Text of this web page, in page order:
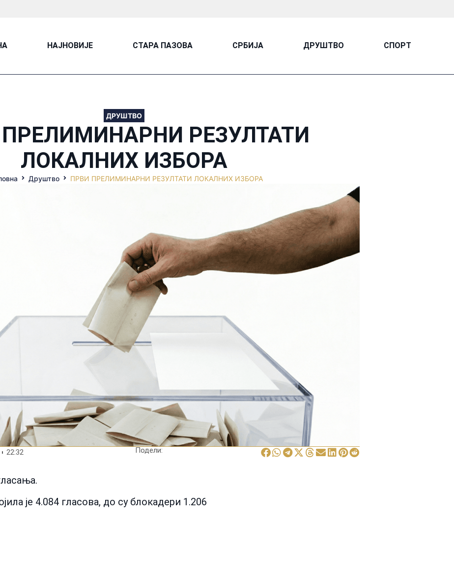
НАЈНОВИЈЕ СТАРА ПАЗОВА СРБИЈА ДРУШТВО СПОРТ
ДРУШТВО
РЕЗУЛТАТИ
ЛОКАЛНИХ ИЗБОРА
Друштво ПРВИ ПРЕЛИМИНАРНИ РЕЗУЛТАТИ ЛОКАЛНИХ ИЗБОРА
22:32 Подели:
је 4.084 гласова, до су блокадери 1.206